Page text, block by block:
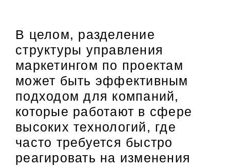
В целом, разделение
структуры управления
маркетингом по проектам
может быть эффективным
подходом для компаний,
которые работают в сфере
высоких технологий, где
часто требуется быстро
реагировать на изменения